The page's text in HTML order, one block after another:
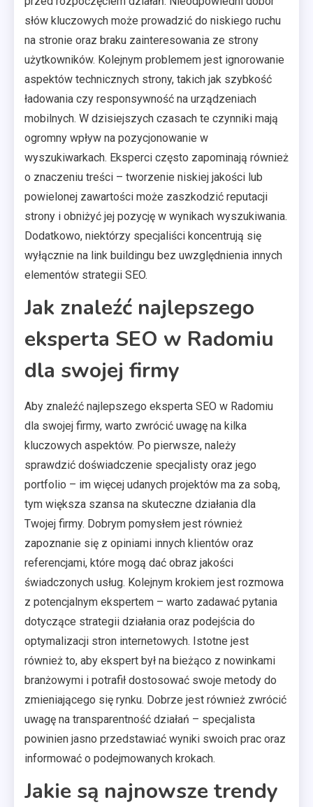
słów kluczowych może prowadzić do niskiego ruchu
na stronie oraz braku zainteresowania ze strony
użytkowników. Kolejnym problemem jest ignorowanie
aspektów technicznych strony, takich jak szybkość
ładowania czy responsywność na urządzeniach
mobilnych. W dzisiejszych czasach te czynniki mają
ogromny wpływ na pozycjonowanie w
wyszukiwarkach. Eksperci często zapominają również
o znaczeniu treści – tworzenie niskiej jakości lub
powielonej zawartości może zaszkodzić reputacji
strony i obniżyć jej pozycję w wynikach wyszukiwania.
Dodatkowo, niektórzy specjaliści koncentrują się
wyłącznie na link buildingu bez uwzględnienia innych
elementów strategii SEO.
Jak znaleźć najlepszego
eksperta SEO w Radomiu
dla swojej firmy
Aby znaleźć najlepszego eksperta SEO w Radomiu
dla swojej firmy, warto zwrócić uwagę na kilka
kluczowych aspektów. Po pierwsze, należy
sprawdzić doświadczenie specjalisty oraz jego
portfolio – im więcej udanych projektów ma za sobą,
tym większa szansa na skuteczne działania dla
Twojej firmy. Dobrym pomysłem jest również
zapoznanie się z opiniami innych klientów oraz
referencjami, które mogą dać obraz jakości
świadczonych usług. Kolejnym krokiem jest rozmowa
z potencjalnym ekspertem – warto zadawać pytania
dotyczące strategii działania oraz podejścia do
optymalizacji stron internetowych. Istotne jest
również to, aby ekspert był na bieżąco z nowinkami
branżowymi i potrafił dostosować swoje metody do
zmieniającego się rynku. Dobrze jest również zwrócić
uwagę na transparentność działań – specjalista
powinien jasno przedstawiać wyniki swoich prac oraz
informować o podejmowanych krokach.
Jakie są najnowsze trendy